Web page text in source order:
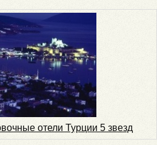
отели Турции 5 звезд